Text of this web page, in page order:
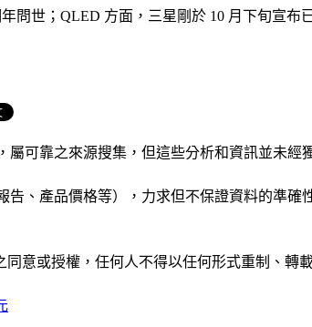
世；QLED 方面，三星剛於 10 月下旬宣布
可靠之來源搜集，但這些分析和資訊並未
、產品價格等），力求但不保證資料的準
同意或授權，任何人不得以任何形式重制、